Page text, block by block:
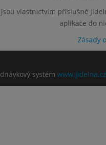
vlastnictvím příslušné
aplikace do
Zásady
systém www.jidelna.cz